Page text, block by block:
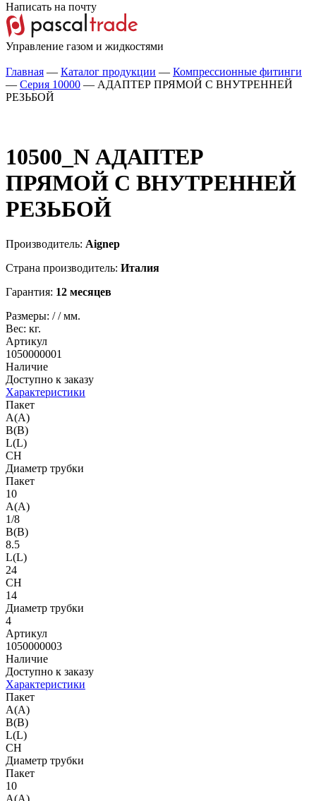
Написать на почту
Управление газом и жидкостями
Главная — Каталог продукции — Компрессионные фитинги
— Серия 10000 — АДАПТЕР ПРЯМОЙ С ВНУТРЕННЕЙ
РЕЗЬБОЙ
10500_N АДАПТЕР
ПРЯМОЙ С ВНУТРЕННЕЙ
РЕЗЬБОЙ
Производитель: Aignep
Страна производитель: Италия
Гарантия: 12 месяцев
Размеры: //мм.
Вес: кг.
Артикул
1050000001
Наличие
Доступно к заказу
Характеристики
Пакет
A(A)
B(B)
L(L)
CH
Диаметр трубки
Пакет
10
A(A)
1/8
B(B)
8.5
L(L)
24
CH
14
Диаметр трубки
4
Артикул
1050000003
Наличие
Доступно к заказу
Характеристики
Пакет
A(A)
B(B)
L(L)
CH
Диаметр трубки
Пакет
10
A(A)